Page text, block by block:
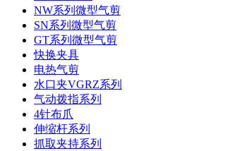
NW系列微型气剪
SN系列微型气剪
GT系列微型气剪
快换夹具
电热气剪
水口夹VGRZ系列
气动拨指系列
4针布爪
伸缩杆系列
抓取夹持系列